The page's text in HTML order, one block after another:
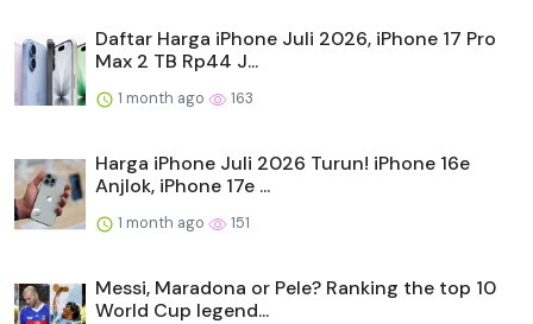
Daftar Harga iPhone Juli 2026, iPhone 17 Pro
Max 2 TB Rp44 J...
1 month ago 163
Harga iPhone Juli 2026 Turun! iPhone 16e
Anjlok, iPhone 17e ...
1 month ago 151
Messi, Maradona or Pele? Ranking the top 10
World Cup legend...